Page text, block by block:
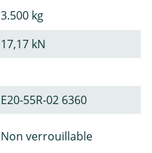
3.500 kg
17,17 kN
E20-55R-02 6360
Non verrouillable